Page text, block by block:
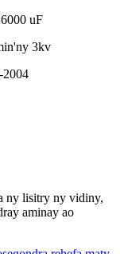
uF
3kv
2004
ny lisitry ny vidiny,
aminay ao